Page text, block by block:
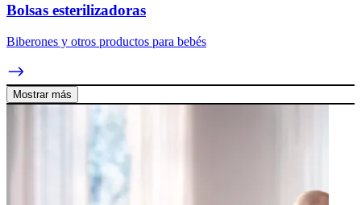
Bolsas esterilizadoras
Biberones y otros productos para bebés
Mostrar más